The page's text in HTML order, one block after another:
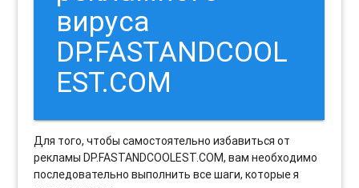
вируса
DP.FASTANDCOOL
EST.COM
Для того, чтобы самостоятельно избавиться от
рекламы DP.FASTANDCOOLEST.COM, вам необходимо
последовательно выполнить все шаги, которые я